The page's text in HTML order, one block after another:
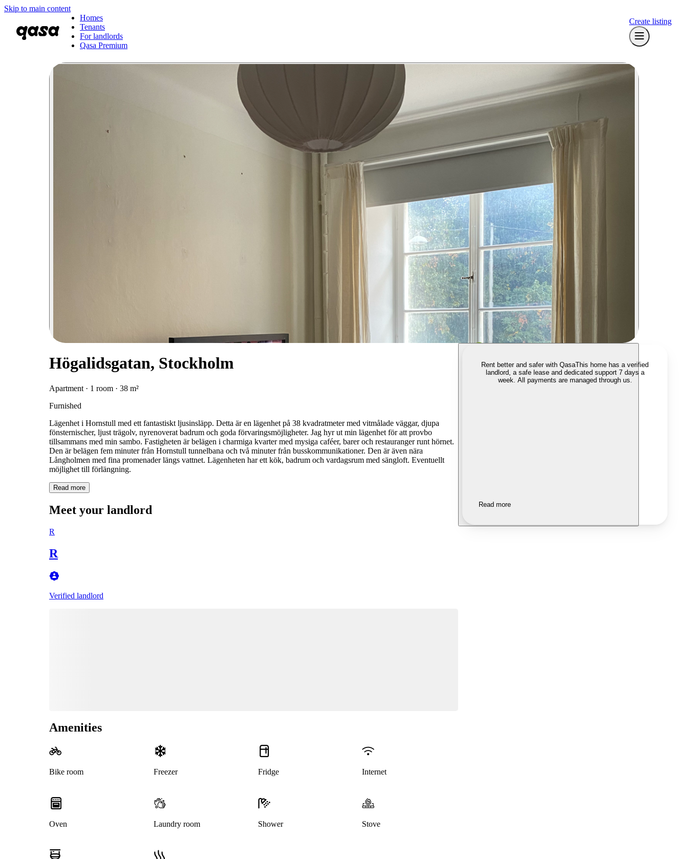
Skip to main content
Homes
Tenants
For landlords
Qasa Premium
Create listing
Högalidsgatan, Stockholm
Apartment · 1 room · 38 m²
Furnished
Lägenhet i Hornstull med ett fantastiskt ljusinsläpp. Detta är en lägenhet på 38 kvadratmeter med vitmålade väggar, djupa
fönsternischer, ljust trägolv, nyrenoverat badrum och goda förvaringsmöjligheter. Jag hyr ut min lägenhet för att provbo
tillsammans med min sambo. Fastigheten är belägen i charmiga kvarter med mysiga caféer, barer och restauranger runt hörnet.
Den är belägen fem minuter från Hornstull tunnelbana och två minuter från busskommunikationer. Den är även nära
Långholmen med fina promenader längs vattnet. Lägenheten har ett kök, badrum och vardagsrum med sängloft. Eventuellt
möjlighet till förlängning.
Read more
Meet your landlord
R
R
Verified landlord
Amenities
Bike room Freezer Fridge Internet
Oven Laundry room Shower Stove
Rent better and safer with QasaThis home has a verified
landlord, a safe lease and dedicated support 7 days a
week. All payments are managed through us.
Read more